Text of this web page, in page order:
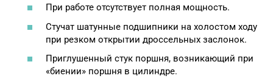
При работе отсутствует полная мощность.
Стучат шатунные подшипники на холостом ходу
при резком открытии дроссельных заслонок.
Приглушенный стук поршня, возникающий при
«биении» поршня в цилиндре.